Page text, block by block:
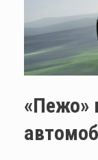
«Пежо»